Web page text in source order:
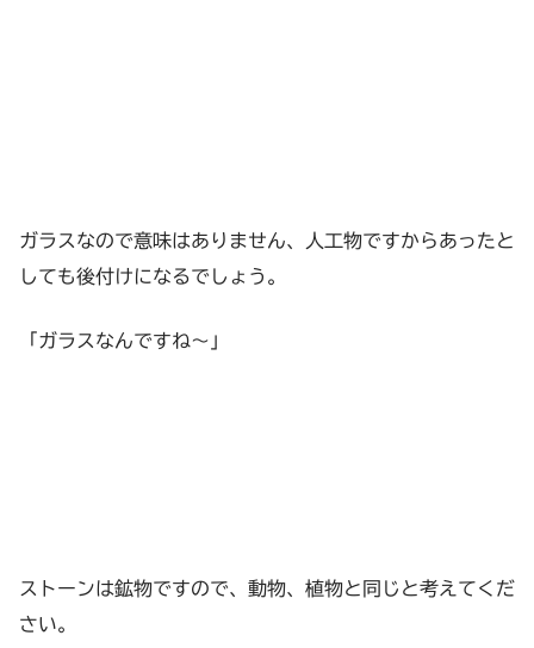
ガラスなので意味はありません、人工物ですからあったと
しても後付けになるでしょう。
「ガラスなんですね～」
ストーンは鉱物ですので、動物、植物と同じと考えてくだ
さい。